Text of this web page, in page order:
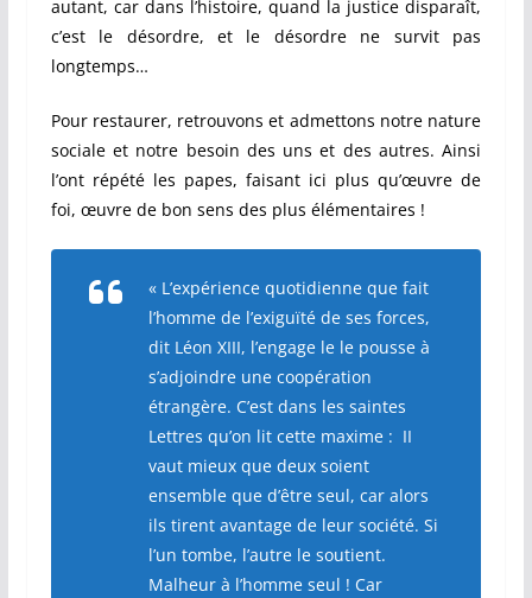
autant, car dans l’histoire, quand la justice disparaît,
c’est le désordre, et le désordre ne survit pas
longtemps…
Pour restaurer, retrouvons et admettons notre nature
sociale et notre besoin des uns et des autres. Ainsi
l’ont répété les papes, faisant ici plus qu’œuvre de
foi, œuvre de bon sens des plus élémentaires !
« L’expérience quotidienne que fait
l’homme de l’exiguïté de ses forces,
dit Léon XIII, l’engage le le pousse à
s’adjoindre une coopération
étrangère. C’est dans les saintes
Lettres qu’on lit cette maxime : II
vaut mieux que deux soient
ensemble que d’être seul, car alors
ils tirent avantage de leur société. Si
l’un tombe, l’autre le soutient.
Malheur à l’homme seul ! Car